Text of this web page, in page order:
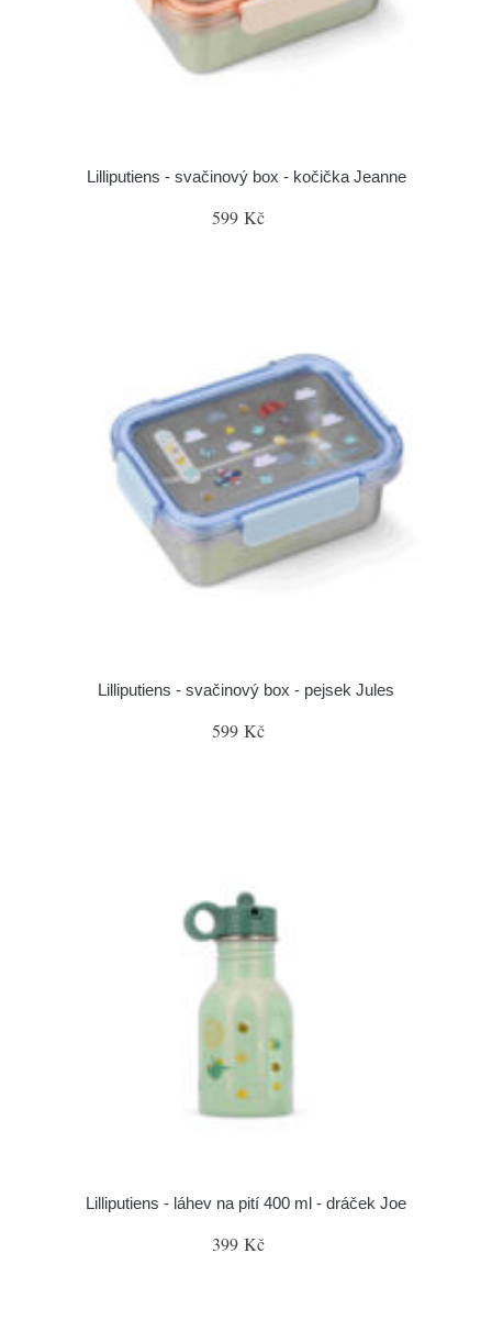
Lilliputiens - svačinový box - kočička Jeanne
599 Kč
Lilliputiens - svačinový box - pejsek Jules
599 Kč
Lilliputiens - láhev na pití 400 ml - dráček Joe
399 Kč